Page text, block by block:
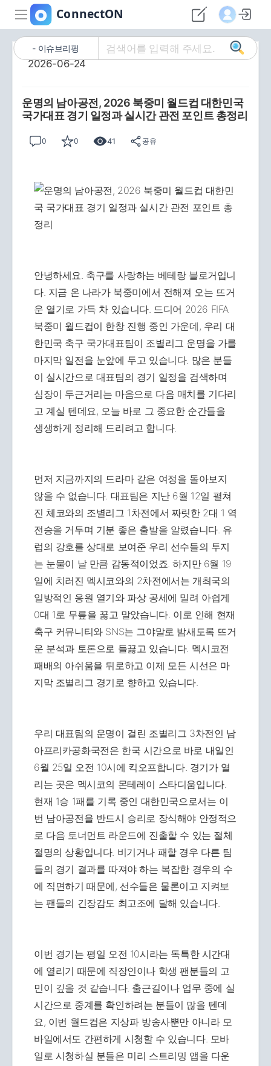
이슈브리핑
2026-06-24
운명의 남아공전, 2026 북중미 월드컵 대한민국
국가대표 경기 일정과 실시간 관전 포인트 총정리
0 0 41 공유
안녕하세요. 축구를 사랑하는 베테랑 블로거입니
다. 지금 온 나라가 북중미에서 전해져 오는 뜨거
운 열기로 가득 차 있습니다. 드디어 2026 FIFA
북중미 월드컵이 한창 진행 중인 가운데, 우리 대
한민국 축구 국가대표팀이 조별리그 운명을 가를
마지막 일전을 눈앞에 두고 있습니다. 많은 분들
이 실시간으로 대표팀의 경기 일정을 검색하며
심장이 두근거리는 마음으로 다음 매치를 기다리
고 계실 텐데요, 오늘 바로 그 중요한 순간들을
생생하게 정리해 드리려고 합니다.
먼저 지금까지의 드라마 같은 여정을 돌아보지
않을 수 없습니다. 대표팀은 지난 6월 12일 펼쳐
진 체코와의 조별리그 1차전에서 짜릿한 2대 1 역
전승을 거두며 기분 좋은 출발을 알렸습니다. 유
럽의 강호를 상대로 보여준 우리 선수들의 투지
는 눈물이 날 만큼 감동적이었죠. 하지만 6월 19
일에 치러진 멕시코와의 2차전에서는 개최국의
일방적인 응원 열기와 파상 공세에 밀려 아쉽게
0대 1로 무릎을 꿇고 말았습니다. 이로 인해 현재
축구 커뮤니티와 SNS는 그야말로 밤새도록 뜨거
운 분석과 토론으로 들끓고 있습니다. 멕시코전
패배의 아쉬움을 뒤로하고 이제 모든 시선은 마
지막 조별리그 경기로 향하고 있습니다.
우리 대표팀의 운명이 걸린 조별리그 3차전인 남
아프리카공화국전은 한국 시간으로 바로 내일인
6월 25일 오전 10시에 킥오프합니다. 경기가 열
리는 곳은 멕시코의 몬테레이 스타디움입니다.
현재 1승 1패를 기록 중인 대한민국으로서는 이
번 남아공전을 반드시 승리로 장식해야 안정적으
로 다음 토너먼트 라운드에 진출할 수 있는 절체
절명의 상황입니다. 비기거나 패할 경우 다른 팀
들의 경기 결과를 따져야 하는 복잡한 경우의 수
에 직면하기 때문에, 선수들은 물론이고 지켜보
는 팬들의 긴장감도 최고조에 달해 있습니다.
이번 경기는 평일 오전 10시라는 독특한 시간대
에 열리기 때문에 직장인이나 학생 팬분들의 고
민이 깊을 것 같습니다. 출근길이나 업무 중에 실
시간으로 중계를 확인하려는 분들이 많을 텐데
요, 이번 월드컵은 지상파 방송사뿐만 아니라 모
바일에서도 간편하게 시청할 수 있습니다. 모바
일로 시청하실 분들은 미리 스트리밍 앱을 다운